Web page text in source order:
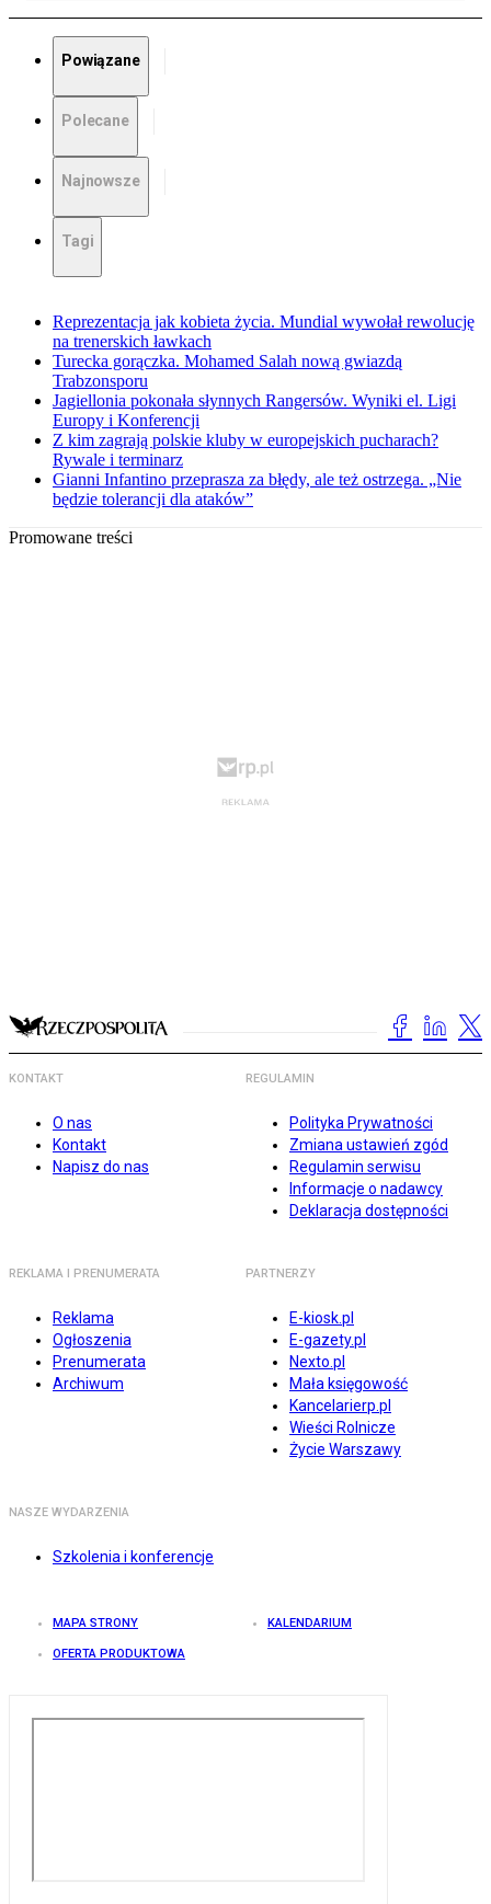
Powiązane
Polecane
Najnowsze
Tagi
Reprezentacja jak kobieta życia. Mundial wywołał rewolucję
na trenerskich ławkach
Turecka gorączka. Mohamed Salah nową gwiazdą
Trabzonsporu
Jagiellonia pokonała słynnych Rangersów. Wyniki el. Ligi
Europy i Konferencji
Z kim zagrają polskie kluby w europejskich pucharach?
Rywale i terminarz
Gianni Infantino przeprasza za błędy, ale też ostrzega. „Nie
będzie tolerancji dla ataków”
Promowane treści
KONTAKT
O nas
Kontakt
Napisz do nas
REGULAMIN
Polityka Prywatności
Zmiana ustawień zgód
Regulamin serwisu
Informacje o nadawcy
Deklaracja dostępności
REKLAMA I PRENUMERATA
Reklama
Ogłoszenia
Prenumerata
Archiwum
PARTNERZY
E-kiosk.pl
E-gazety.pl
Nexto.pl
Mała księgowość
Kancelarierp.pl
Wieści Rolnicze
Życie Warszawy
NASZE WYDARZENIA
Szkolenia i konferencje
MAPA STRONY KALENDARIUM
OFERTA PRODUKTOWA